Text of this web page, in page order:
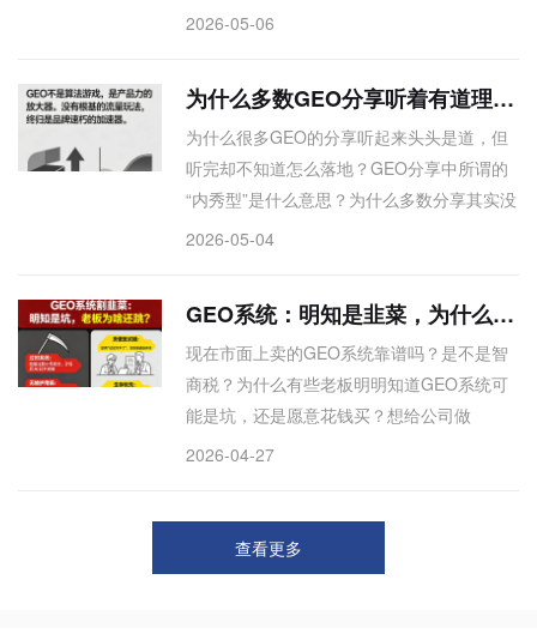
图，小红书有蒲公英，那未来的AI搜索平台
问题均指向AI平台暗盒化、GEO无标准、商
家无法量化优化的核心痛点。文章提出平台
自建GEO裁判系统，通过商家自助开户、
Token收费诊断竞品差距，并引入专业优化
方，类似“星图+SEM”的AI版。文章为上述困
2026-05-06
为什么多数GEO分享听着有道理，实际没干货 内行道出底层真相
为什么很多GEO的分享听起来头头是道，但
听完却不知道怎么落地？GEO分享中所谓的
“内秀型”是什么意思？为什么多数分享其实没
有干货？那些讲GEO的供应商，为什么不愿
听完却无法执行。 内行道出四个底层原因：
缺乏穿越媒体周期的深耕能力；信息差即生
意，说透就没了护城河；算法变化太快，怕
打脸只能讲安全废话；品牌客户追求短平
快，没人愿为长期经营付费。真正的GEO核
2026-05-04
GEO系统：明知是韭菜，为什么还有老板愿意被割？
现在市面上卖的GEO系统靠谱吗？是不是智
商税？为什么有些老板明明知道GEO系统可
能是坑，还是愿意花钱买？想给公司做
GEO，怎么判断一个系统是不是过时的割韭
类内容，系统无后续升级、隐藏高额收费。
但老板们仍愿被割，原因有三：试错成本
2026-04-27
查看更多